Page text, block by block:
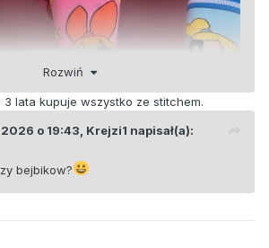
Rozwiń
lata kupuje wszystko ze stitchem.
o 19:43, Krejzi1 napisał(a):
bejbikow?